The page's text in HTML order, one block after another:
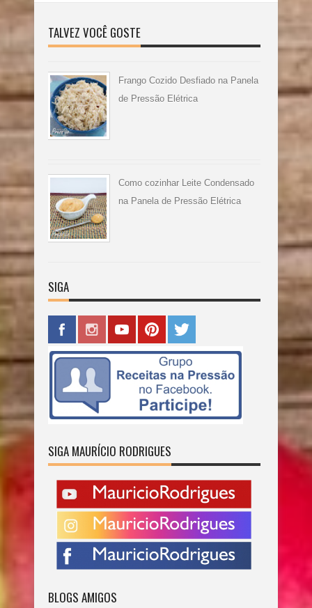
TALVEZ VOCÊ GOSTE
Frango Cozido Desfiado na Panela
de Pressão Elétrica
Como cozinhar Leite Condensado
na Panela de Pressão Elétrica
SIGA
SIGA MAURÍCIO RODRIGUES
BLOGS AMIGOS